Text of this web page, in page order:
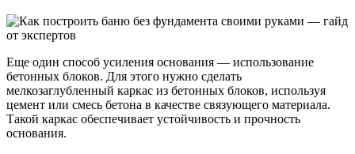
Еще один способ усиления основания — использование
бетонных блоков. Для этого нужно сделать
мелкозаглубленный каркас из бетонных блоков, используя
цемент или смесь бетона в качестве связующего материала.
Такой каркас обеспечивает устойчивость и прочность
основания.